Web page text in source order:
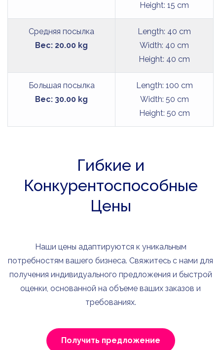
Height: 15 cm
Средняя посылка
Вес: 20.00 kg
Length: 40 cm
Width: 40 cm
Height: 40 cm
Большая посылка
Вес: 30.00 kg
Length: 100 cm
Width: 50 cm
Height: 50 cm
Гибкие и
Конкурентоспособные
Цены
Наши цены адаптируются к уникальным
потребностям вашего бизнеса. Свяжитесь с нами для
получения индивидуального предложения и быстрой
оценки, основанной на объеме ваших заказов и
требованиях.
Получить предложение